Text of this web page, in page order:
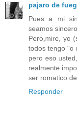
pajaro de
Pues a mi
seamos
Pero,mire, yo
todos tengo "o
pero eso
realmente
ser romatico
Responder